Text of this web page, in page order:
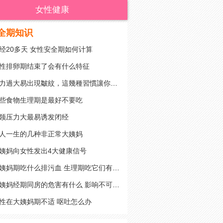
女性健康
期知识
20多天 女性安全期如何计算
排卵期结束了会有什么特征
食物生理期是最好不要吃
压力大最易诱发闭经
一生的几种非正常大姨妈
妈向女性发出4大健康信号
在大姨妈期不适 呕吐怎么办